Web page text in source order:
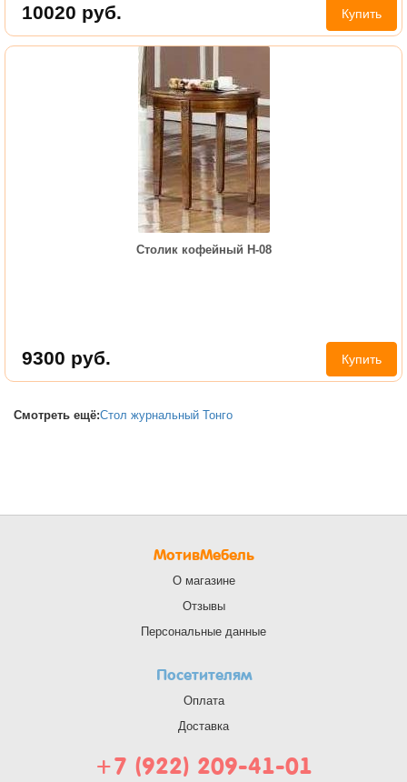
10020 руб. Купить
Столик кофейный Н-08
9300 руб. Купить
Смотреть ещё:Стол журнальный Тонго
МотивМебель
О магазине
Отзывы
Персональные данные
Посетителям
Оплата
Доставка
+7 (922) 209-41-01